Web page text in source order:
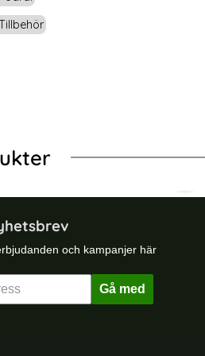
Kickstand (Transparent)
Samsung Galaxy S26
och kampanjer här
Gå med